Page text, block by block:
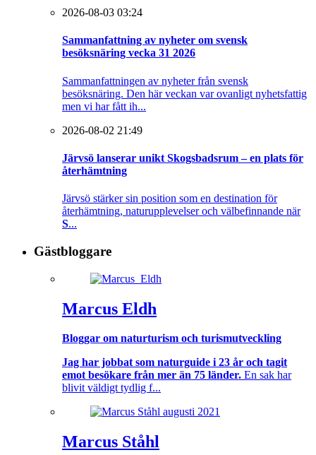
2026-08-03 03:24
Sammanfattning av nyheter om svensk
besöksnäring vecka 31 2026
Sammanfattningen av nyheter från svensk
besöksnäring. Den här veckan var ovanligt nyhetsfattig
men vi har fått ih...
2026-08-02 21:49
Järvsö lanserar unikt Skogsbadsrum – en plats för
återhämtning
Järvsö stärker sin position som en destination för
återhämtning, naturupplevelser och välbefinnande när
S...
Gästbloggare
Marcus Eldh
Bloggar om naturturism och turismutveckling
Jag har jobbat som naturguide i 23 år och tagit
emot besökare från mer än 75 länder. En sak har
blivit väldigt tydlig f...
Marcus Ståhl